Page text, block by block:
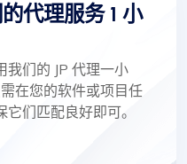
代理服务 1 小
我们的 JP 代理一小
在您的软件或项目任
们匹配良好即可。